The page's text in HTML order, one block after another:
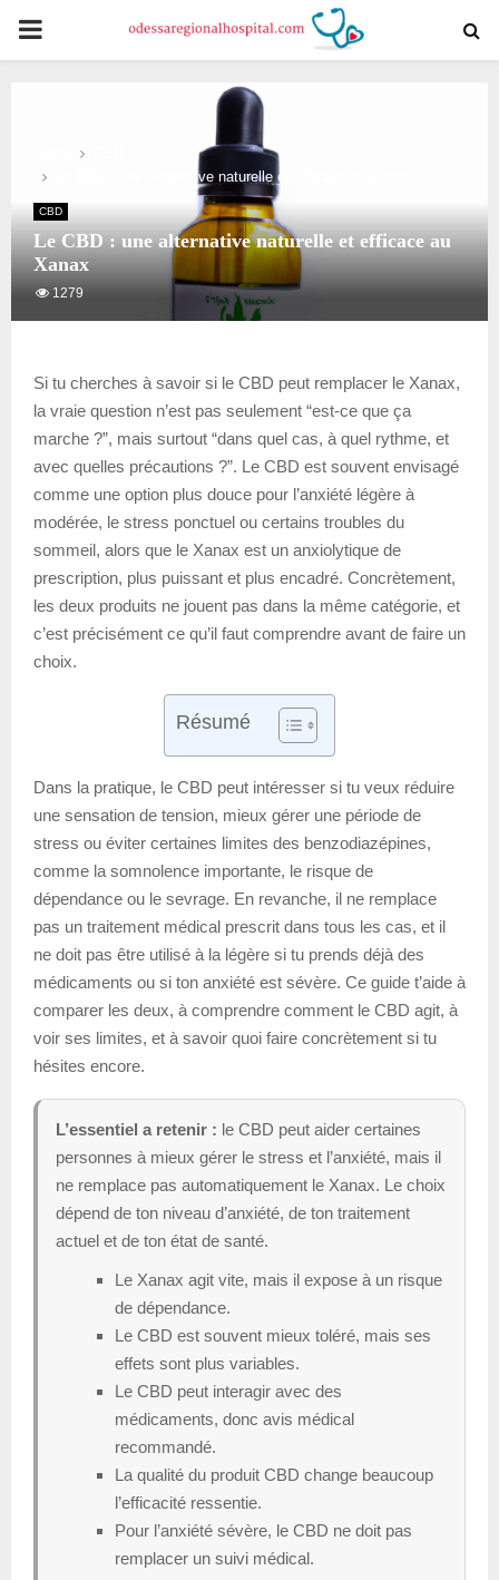
PRIMARY
Le CBD : une alternative naturelle et efficace au Xanax
CBD
Le CBD : une alternative naturelle et efficace au
Xanax
1279
Si tu cherches à savoir si le CBD peut remplacer le Xanax,
la vraie question n’est pas seulement “est-ce que ça
marche ?”, mais surtout “dans quel cas, à quel rythme, et
avec quelles précautions ?”. Le CBD est souvent envisagé
comme une option plus douce pour l’anxiété légère à
modérée, le stress ponctuel ou certains troubles du
sommeil, alors que le Xanax est un anxiolytique de
prescription, plus puissant et plus encadré. Concrètement,
les deux produits ne jouent pas dans la même catégorie, et
c’est précisément ce qu’il faut comprendre avant de faire un
choix.
Résumé
Dans la pratique, le CBD peut intéresser si tu veux réduire
une sensation de tension, mieux gérer une période de
stress ou éviter certaines limites des benzodiazépines,
comme la somnolence importante, le risque de
dépendance ou le sevrage. En revanche, il ne remplace
pas un traitement médical prescrit dans tous les cas, et il
ne doit pas être utilisé à la légère si tu prends déjà des
médicaments ou si ton anxiété est sévère. Ce guide t’aide à
comparer les deux, à comprendre comment le CBD agit, à
voir ses limites, et à savoir quoi faire concrètement si tu
hésites encore.
L’essentiel a retenir : le CBD peut aider certaines
personnes à mieux gérer le stress et l’anxiété, mais il
ne remplace pas automatiquement le Xanax. Le choix
dépend de ton niveau d’anxiété, de ton traitement
actuel et de ton état de santé.
Le Xanax agit vite, mais il expose à un risque
de dépendance.
Le CBD est souvent mieux toléré, mais ses
effets sont plus variables.
Le CBD peut interagir avec des
médicaments, donc avis médical
recommandé.
La qualité du produit CBD change beaucoup
l’efficacité ressentie.
Pour l’anxiété sévère, le CBD ne doit pas
remplacer un suivi médical.